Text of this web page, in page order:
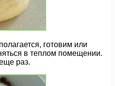
готовим или
в теплом помещении.
раз.